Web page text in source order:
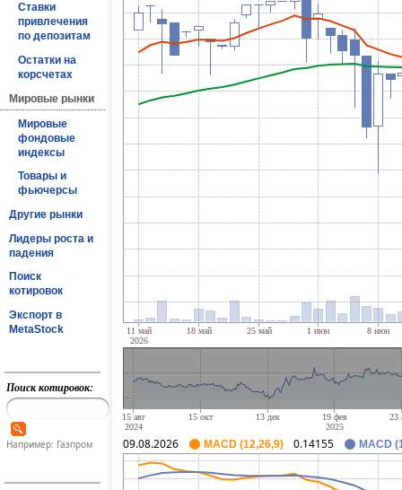
Ставки
привлечения
по депозитам
Остатки на
корсчетах
Мировые рынки
Мировые
фондовые
индексы
Товары и
фьючерсы
Другие рынки
Лидеры роста и
падения
Поиск
котировок
Экспорт в
MetaStock
Поиск котировок:
Например: Газпром 09.08.2026 MACD (12,26,9) 0.14155 MACD